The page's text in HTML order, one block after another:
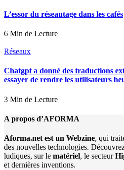
L’essor du réseautage dans les cafés
6 Min de Lecture
Réseaux
Chatgpt a donné des traductions
essayer de rendre les utilisateurs
3 Min de Lecture
A propos d’AFORMA
Aforma.net est un Webzine, qui
des nouvelles technologies.
ludiques, sur le matériel, le secteur
et dernières inventions.